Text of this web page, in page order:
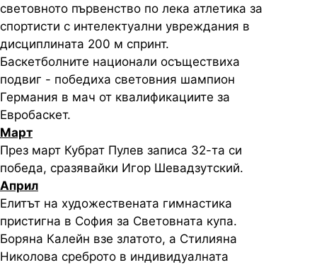
световното първенство по лека атлетика за
спортисти с интелектуални увреждания в
дисциплината 200 м спринт.
Баскетболните национали осъществиха
подвиг - победиха световния шампион
Германия в мач от квалификациите за
Евробаскет.
Март
През март Кубрат Пулев записа 32-та си
победа, сразявайки Игор Шевадзутский.
Април
Елитът на художествената гимнастика
пристигна в София за Световната купа.
Боряна Калейн взе златото, а Стилияна
Николова среброто в индивидуалната